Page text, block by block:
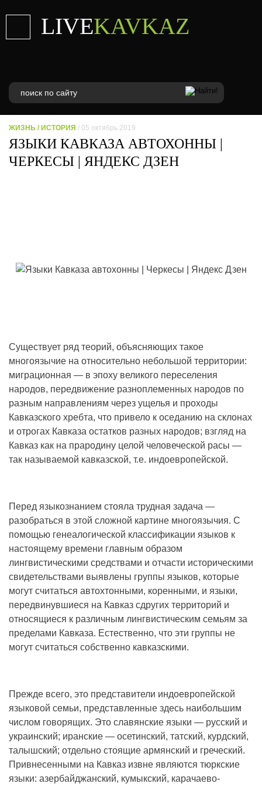
LIVEKAVKAZ
ЖИЗНЬ / ИСТОРИЯ / 05 октябрь 2019
ЯЗЫКИ КАВКАЗА АВТОХОННЫ |
ЧЕРКЕСЫ | ЯНДЕКС ДЗЕН
Существует ряд теорий, объясняющих такое
многоязычие на относительно небольшой территории:
миграционная — в эпоху великого переселения
народов, передвижение разноплеменных народов по
разным направлениям через ущелья и проходы
Кавказского хребта, что привело к оседанию на склонах
и отрогах Кавказа остатков разных народов; взгляд на
Кавказ как на прародину целой человеческой расы —
так называемой кавказской, т.е. индоевропейской.
Перед языкознанием стояла трудная задача —
разобраться в этой сложной картине многоязычия. С
помощью генеалогической классификации языков к
настоящему времени главным образом
лингвистическими средствами и отчасти историческими
свидетельствами выявлены группы языков, которые
могут считаться автохтонными, коренными, и языки,
передвинувшиеся на Кавказ сдругих территорий и
относящиеся к различным лингвистическим семьям за
пределами Кавказа. Естественно, что эти группы не
могут считаться собственно кавказскими.
Прежде всего, это представители индоевропейской
языковой семьи, представленные здесь наибольшим
числом говорящих. Это славянские языки — русский и
украинский; иранские — осетинский, татский, курдский,
талышский; отдельно стоящие армянский и греческий.
Привнесенными на Кавказ извне являются тюркские
языки: азербайджанский, кумыкский, карачаево-